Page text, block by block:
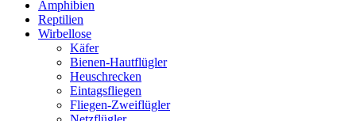
Amphibien
Reptilien
Wirbellose
Käfer
Bienen-Hautflügler
Heuschrecken
Eintagsfliegen
Fliegen-Zweiflügler